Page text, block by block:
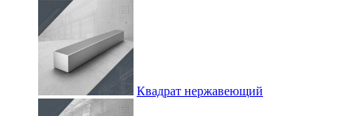
Квадрат нержавеющий